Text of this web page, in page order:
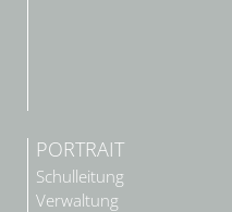
PORTRAIT
Schulleitung
Verwaltung